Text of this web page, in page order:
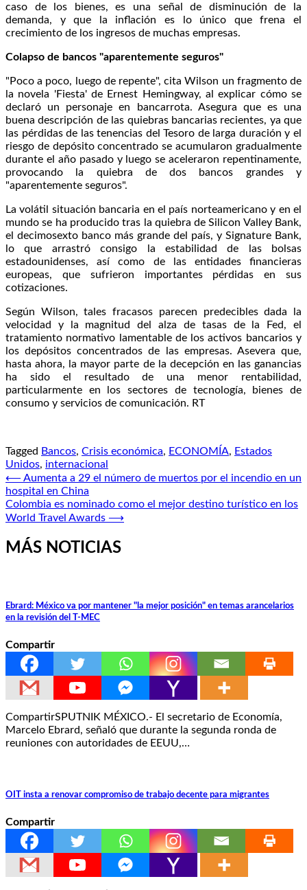
caso de los bienes, es una señal de disminución de la
demanda, y que la inflación es lo único que frena el
crecimiento de los ingresos de muchas empresas.
Colapso de bancos "aparentemente seguros"
"Poco a poco, luego de repente", cita Wilson un fragmento de
la novela 'Fiesta' de Ernest Hemingway, al explicar cómo se
declaró un personaje en bancarrota. Asegura que es una
buena descripción de las quiebras bancarias recientes, ya que
las pérdidas de las tenencias del Tesoro de larga duración y el
riesgo de depósito concentrado se acumularon gradualmente
durante el año pasado y luego se aceleraron repentinamente,
provocando la quiebra de dos bancos grandes y
"aparentemente seguros".
La volátil situación bancaria en el país norteamericano y en el
mundo se ha producido tras la quiebra de Silicon Valley Bank,
el decimosexto banco más grande del país, y Signature Bank,
lo que arrastró consigo la estabilidad de las bolsas
estadounidenses, así como de las entidades financieras
europeas, que sufrieron importantes pérdidas en sus
cotizaciones.
Según Wilson, tales fracasos parecen predecibles dada la
velocidad y la magnitud del alza de tasas de la Fed, el
tratamiento normativo lamentable de los activos bancarios y
los depósitos concentrados de las empresas. Asevera que,
hasta ahora, la mayor parte de la decepción en las ganancias
ha sido el resultado de una menor rentabilidad,
particularmente en los sectores de tecnología, bienes de
consumo y servicios de comunicación. RT
Tagged Bancos, Crisis económica, ECONOMÍA, Estados
Unidos, internacional
Navegación
de
entradas
⟵ Aumenta a 29 el número de muertos por el incendio en un
hospital en China
Colombia es nominado como el mejor destino turístico en los
World Travel Awards ⟶
MÁS NOTICIAS
Ebrard: México va por mantener "la mejor posición" en temas arancelarios
en la revisión del T-MEC
Compartir
CompartirSPUTNIK MÉXICO.- El secretario de Economía,
Marcelo Ebrard, señaló que durante la segunda ronda de
reuniones con autoridades de EEUU,…
OIT insta a renovar compromiso de trabajo decente para migrantes
Compartir